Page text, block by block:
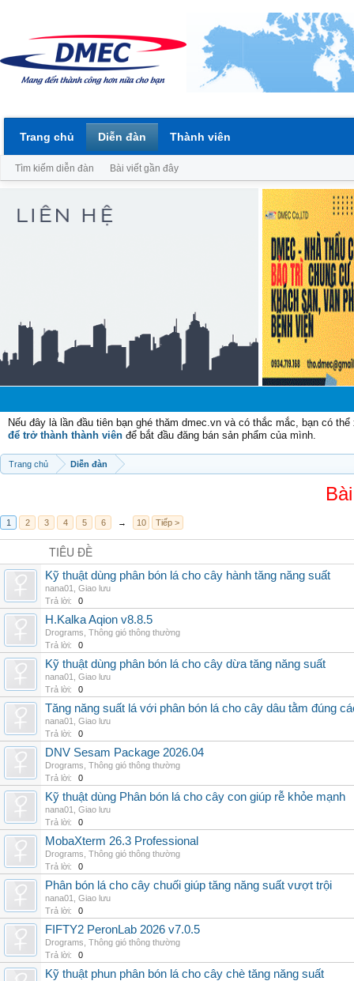
Nếu đây là lần đầu tiên bạn ghé thăm dmec.vn và có thắc mắc, bạn có
để trở thành thành viên để bắt đầu đăng bán sản phẩm của mình.
Trang chủ Diễn đàn
1 2 3 4 5 6 → 10 Tiếp >
TIÊU ĐỀ
Kỹ thuật dùng phân bón lá cho cây hành tăng năng suất
nana01
Giao lưu
Trả lời:
0
H.Kalka Aqion v8.8.5
Drograms Thông gió thông thường
Trả lời:
0
Kỹ thuật dùng phân bón lá cho cây dừa tăng năng suất
nana01
Giao lưu
Trả lời:
0
Tăng năng suất lá với phân bón lá cho cây dâu tằm đúng
nana01
Giao lưu
Trả lời:
0
DNV Sesam Package 2026.04
Drograms Thông gió thông thường
Trả lời:
0
Kỹ thuật dùng Phân bón lá cho cây con giúp rễ khỏe mạnh
nana01
Giao lưu
Trả lời:
0
MobaXterm 26.3 Professional
Drograms Thông gió thông thường
Trả lời:
0
Phân bón lá cho cây chuối giúp tăng năng suất vượt trội
nana01
Giao lưu
Trả lời:
0
FIFTY2 PeronLab 2026 v7.0.5
Drograms Thông gió thông thường
Trả lời:
0
Kỹ thuật phun phân bón lá cho cây chè tăng năng suất
Trang chủ Diễn đàn
Tìm kiếm diễn đàn Bài viết gần đây
Thành viên